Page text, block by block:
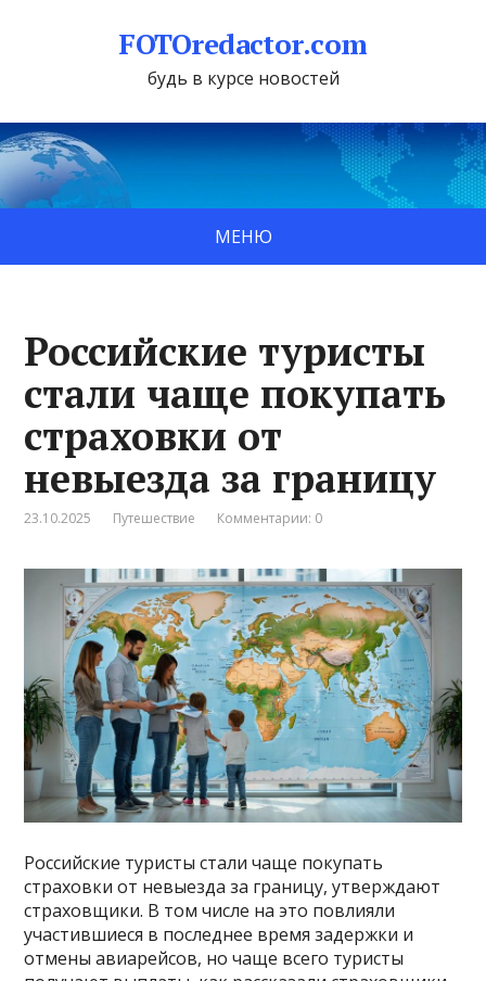
FOTOredactor.com
будь в курсе новостей
МЕНЮ
Российские туристы
стали чаще покупать
страховки от
невыезда за границу
23.10.2025 Путешествие Комментарии: 0
Российские туристы стали чаще покупать
страховки от невыезда за границу, утверждают
страховщики. В том числе на это повлияли
участившиеся в последнее время задержки и
отмены авиарейсов, но чаще всего туристы